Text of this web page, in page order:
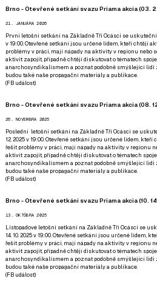
Brno - Otevřené setkání svazu Priama akcia (03.
21. JANUÁRA 2026
První letošní setkání na Základně Tři Ocásci se uskuteční
v 19:00. Otevřené setkání jsou určené lidem, kteří chtějí
problémy v práci, mají nápady na aktivity v regionu nebo
aktivit zapojit, případně chtějí diskutovat o tématech
anarchosyndikalismem a poznat podobně smýšlející lidi
budou také naše propagační materiály a publikace.
(FB událost)
Brno - Otevřené setkání svazu Priama akcia (08.
26. NOVEMBRA 2025
Poslední letošní setkání na Základně Tři Ocásci se
12. 2025 v 19:00. Otevřené setkání jsou určené lidem,
řešit problémy v práci, mají nápady na aktivity v regionu
aktivit zapojit, případně chtějí diskutovat o tématech
anarchosyndikalismem a poznat podobně smýšlející lidi
budou také naše propagační materiály a publikace.
(FB událost)
Brno - Otevřené setkání svazu Priama akcia (10.
13. OKTÓBRA 2025
Listopadové letošní setkání na Základně Tři Ocásci se
14. 10. 2025 v 19:00. Otevřené setkání jsou určené lidem,
řešit problémy v práci, mají nápady na aktivity v regionu
aktivit zapojit, případně chtějí diskutovat o tématech
anarchosyndikalismem a poznat podobně smýšlející lidi
budou také naše propagační materiály a publikace.
(FB událost)